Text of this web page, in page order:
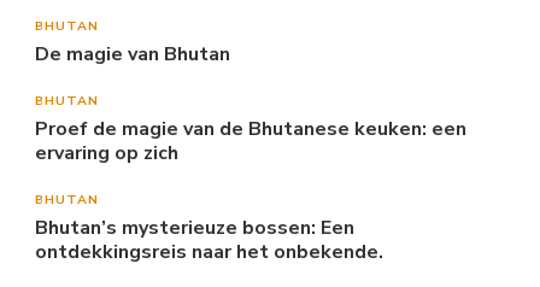
BHUTAN
De magie van Bhutan
BHUTAN
Proef de magie van de Bhutanese keuken: een
ervaring op zich
BHUTAN
Bhutan’s mysterieuze bossen: Een
ontdekkingsreis naar het onbekende.